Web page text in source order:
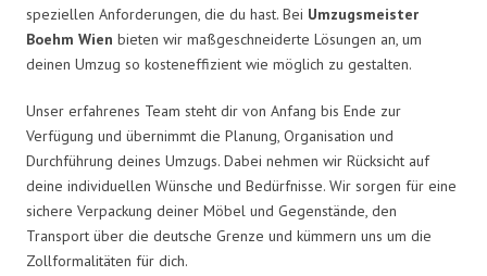
speziellen Anforderungen, die du hast. Bei Umzugsmeister
Boehm Wien bieten wir maßgeschneiderte Lösungen an, um
deinen Umzug so kosteneffizient wie möglich zu gestalten.
Unser erfahrenes Team steht dir von Anfang bis Ende zur
Verfügung und übernimmt die Planung, Organisation und
Durchführung deines Umzugs. Dabei nehmen wir Rücksicht auf
deine individuellen Wünsche und Bedürfnisse. Wir sorgen für eine
sichere Verpackung deiner Möbel und Gegenstände, den
Transport über die deutsche Grenze und kümmern uns um die
Zollformalitäten für dich.